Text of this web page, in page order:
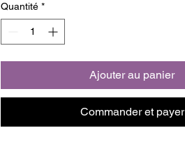
Quantité *
Ajouter au panier
Commander et payer